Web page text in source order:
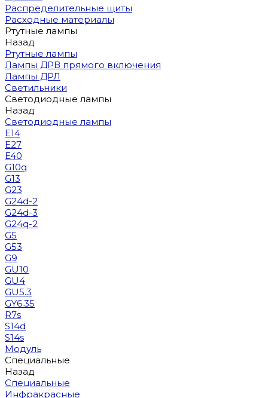
Распределительные щиты
Расходные материалы
Ртутные лампы
Назад
Ртутные лампы
Лампы ДРВ прямого включения
Лампы ДРЛ
Светильники
Светодиодные лампы
Назад
Светодиодные лампы
E14
E27
E40
G10q
G13
G23
G24d-2
G24d-3
G24q-2
G5
G53
G9
GU10
GU4
GU5.3
GY6.35
R7s
S14d
S14s
Модуль
Специальные
Назад
Специальные
Инфракрасные